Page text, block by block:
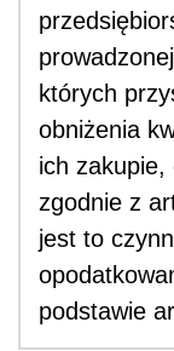
których
obniżenia
ich
zgodnie z
jest to
podstawie